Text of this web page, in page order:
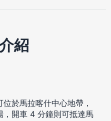
紹
於馬拉喀什中心地帶，
，開車 4 分鐘則可抵達馬